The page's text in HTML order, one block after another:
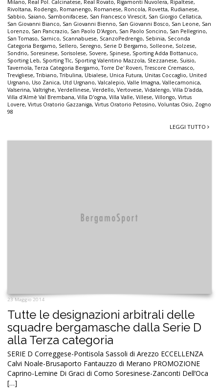
Milano, Real Pol. Calcinatese, Real Rovato, Rigamonti Nuvolera, Ripaltese,
Rivoltana, Rodengo, Romanengo, Romanese, Roncola, Rovetta, Rudianese,
Sabbio, Saiano, Sambonifacese, San Francesco Virescit, San Giorgio Cellatica,
San Giovanni Bianco, San Giovanni Bienno, San Giovanni Bosco, San Leone, San
Lorenzo, San Pancrazio, San Paolo D'Argon, San Paolo Soncino, San Pellegrino,
San Tomaso, Sarnico, Scannabuese, ScanzoPedrengo, Sebinia, Seconda
Categoria Bergamo, Sellero, Seregno, Serie D Bergamo, Solleone, Solzese,
Sondrio, Soresinese, Sorisolese, Sovere, Spinese, Sporting Adda Bottanuco,
Sporting Leb, Sporting Tlc, Sporting Valentino Mazzola, Stezzanese, Suisio,
Tavernola,Terza Categoria Bergamo,Torre De' Roveri,Trescore Cremasco,
Trevigliese,Tribiano,Tribulina, Ubialese, Unica Futura, Unitas Coccaglio, United
Urgnano, Uso Zanica, Utd Urgnano, Valcalepio, Valle Imagna, Vallecamonica,
Valserina, Valtrighe, Verdellinese, Verdello, Vertovese, Vidalengo, Villa D'adda,
Villa d'Almè Val Brembana, Villa D'ogna, Villa Valle, Villese, Villongo, Virtus
Lovere, Virtus Oratorio Gazzaniga, Virtus Oratorio Petosino, Voluntas Osio, Zogno
98
LEGGI TUTTO
23 Maggio 2014
Tutte le designazioni arbitrali delle
squadre bergamasche dalla Serie D
alla Terza categoria
SERIE D Correggese-Pontisola Sassoli di Arezzo ECCELLENZA
Calvi Noale-Brusaporto Fantauzzo di Merano PROMOZIONE
Caprino-Lemine Di Graci di Como Soresinese-Zanconti Dell’Oca
[…]